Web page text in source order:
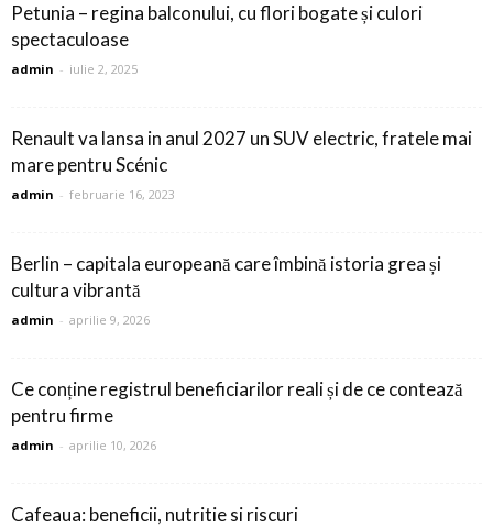
Petunia – regina balconului, cu flori bogate și culori
spectaculoase
admin - iulie 2, 2025
Renault va lansa in anul 2027 un SUV electric, fratele mai
mare pentru Scénic
admin - februarie 16, 2023
Berlin – capitala europeană care îmbină istoria grea și
cultura vibrantă
admin - aprilie 9, 2026
Ce conține registrul beneficiarilor reali și de ce contează
pentru firme
admin - aprilie 10, 2026
Cafeaua: beneficii, nutritie si riscuri